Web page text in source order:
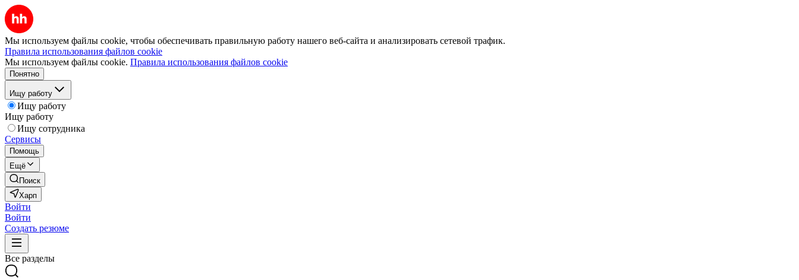
Мы используем файлы cookie, чтобы обеспечивать правильную работу нашего веб-сайта и анализировать сетевой трафик.
Правила использования файлов cookie
Мы используем файлы cookie. Правила использования файлов cookie
Понятно
Ищу работу
Ищу работу
Ищу работу
Ищу сотрудника
Сервисы
Помощь
Ещё
Поиск
Харп
Войти
Войти
Создать резюме
Все разделы